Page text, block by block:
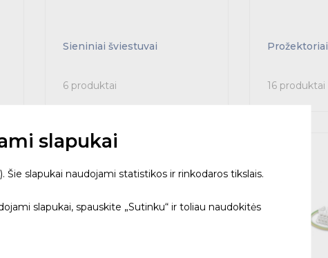
Sieniniai šviestuvai
6 produktai
Prožektoriai
16 produktai
slapukai
slapukai naudojami statistikos ir rinkodaros tikslais.
slapukai, spauskite „Sutinku“ ir toliau naudokitės